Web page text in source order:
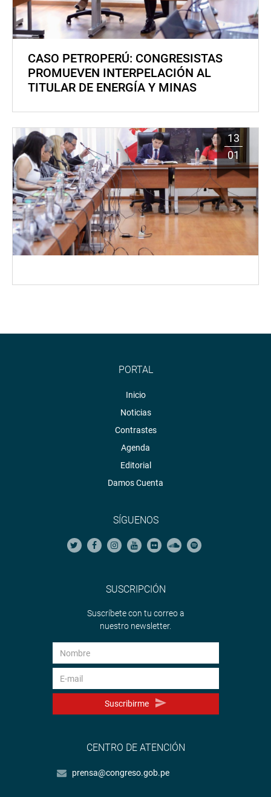
CASO PETROPERÚ: CONGRESISTAS
PROMUEVEN INTERPELACIÓN AL
TITULAR DE ENERGÍA Y MINAS
13
01
PORTAL
Inicio
Noticias
Contrastes
Agenda
Editorial
Damos Cuenta
SÍGUENOS
SUSCRIPCIÓN
Suscríbete con tu correo a
nuestro newsletter.
Suscribirme
CENTRO DE ATENCIÓN
prensa@congreso.gob.pe